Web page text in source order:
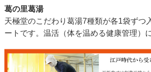
葛の里葛湯
天極堂のこだわり葛湯7種類が各1袋ずつ
ートです。温活（体を温める健康管理）